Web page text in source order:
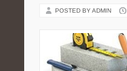
POSTED BY ADMIN